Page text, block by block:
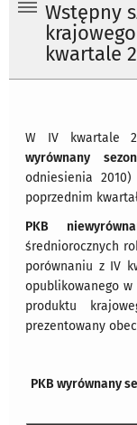
Wstępny
kwartale
W IV kwartale
wyrównany
odniesienia
poprzednim
PKB
średniorocznych
porównaniu z IV
opublikowanego w
produktu
prezentowany
PKB wyrównany